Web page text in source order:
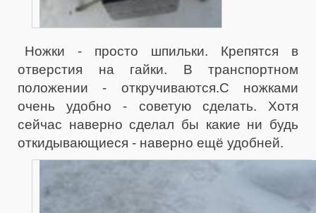
Ножки - просто шпильки. Крепятся в
отверстия на гайки. В транспортном
положении - откручиваются.С ножками
очень удобно - советую сделать. Хотя
сейчас наверно сделал бы какие ни будь
откидывающиеся - наверно ещё удобней.